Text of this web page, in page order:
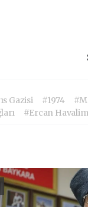
Gazisi #1974
#Ercan